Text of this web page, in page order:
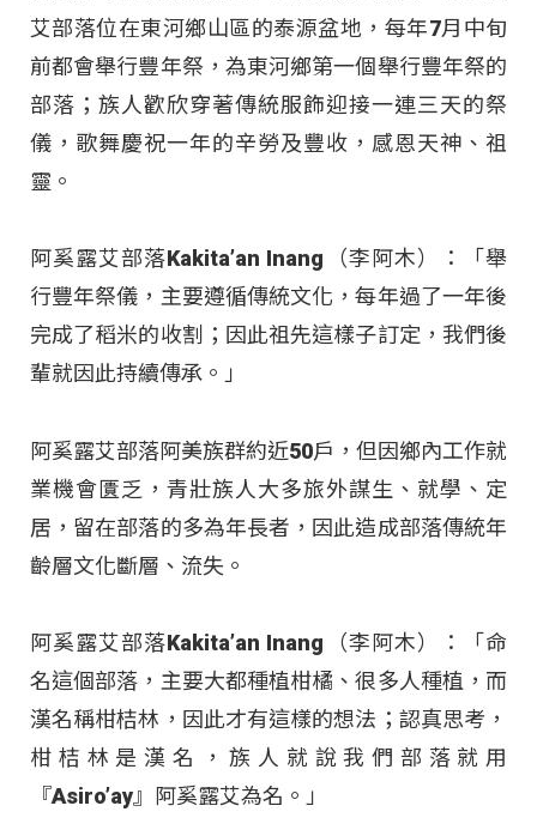
艾部落位在東河鄉山區的泰源盆地，每年7月中旬
前都會舉行豐年祭，為東河鄉第一個舉行豐年祭的
部落；族人歡欣穿著傳統服飾迎接一連三天的祭
儀，歌舞慶祝一年的辛勞及豐收，感恩天神、祖
靈。
阿奚露艾部落Kakita’an Inang（李阿木）：「舉
行豐年祭儀，主要遵循傳統文化，每年過了一年後
完成了稻米的收割；因此祖先這樣子訂定，我們後
輩就因此持續傳承。」
阿奚露艾部落阿美族群約近50戶，但因鄉內工作就
業機會匱乏，青壯族人大多旅外謀生、就學、定
居，留在部落的多為年長者，因此造成部落傳統年
齡層文化斷層、流失。
阿奚露艾部落Kakita’an Inang（李阿木）：「命
名這個部落，主要大都種植柑橘、很多人種植，而
漢名稱柑桔林，因此才有這樣的想法；認真思考，
柑桔林是漢名，族人就說我們部落就用
『Asiro’ay』阿奚露艾為名。」